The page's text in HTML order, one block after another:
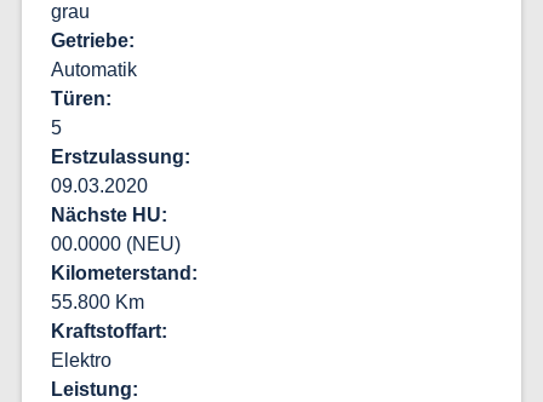
grau
Getriebe
Automatik
Türen
5
Erstzulassung
09.03.2020
Nächste HU
00.0000 (NEU)
Kilometerstand
55.800 Km
Kraftstoffart
Elektro
Leistung